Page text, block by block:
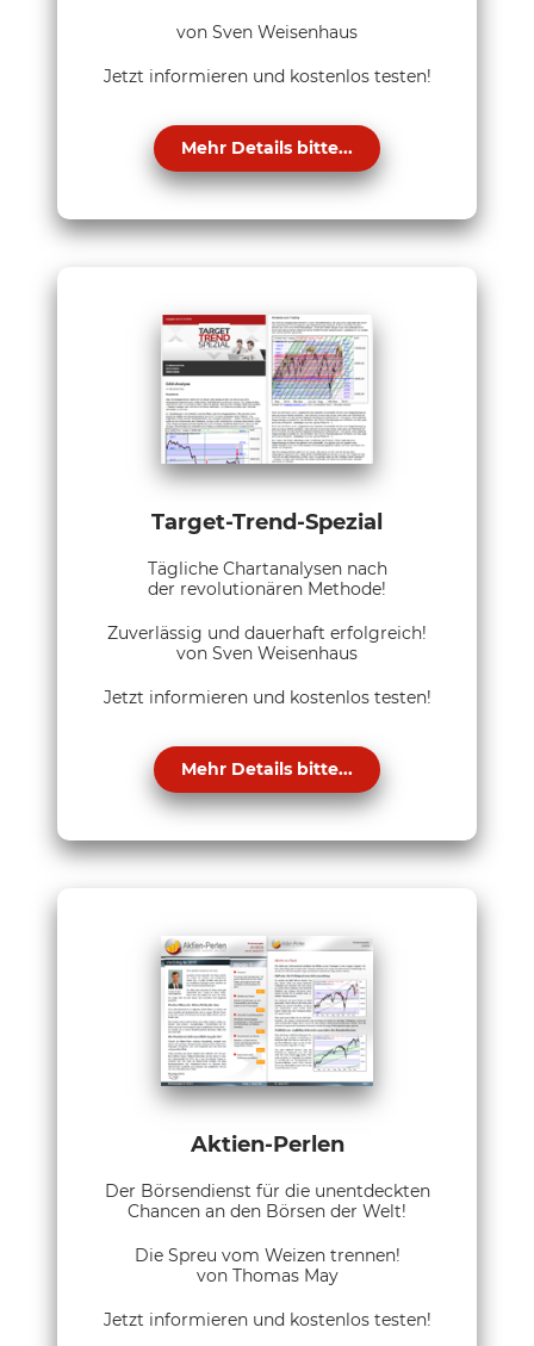
von Sven Weisenhaus
Jetzt informieren und kostenlos testen!
Mehr Details bitte...
Target-Trend-Spezial
Tägliche Chartanalysen nach
der revolutionären Methode!
Zuverlässig und dauerhaft erfolgreich!
von Sven Weisenhaus
Jetzt informieren und kostenlos testen!
Mehr Details bitte...
Aktien-Perlen
Der Börsendienst für die unentdeckten
Chancen an den Börsen der Welt!
Die Spreu vom Weizen trennen!
von Thomas May
Jetzt informieren und kostenlos testen!